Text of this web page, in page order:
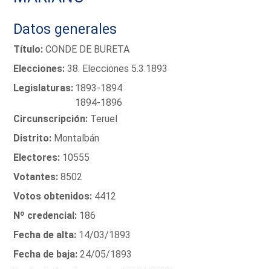
Datos generales
Título:CONDE DE BURETA
Elecciones:38. Elecciones 5.3.1893
Legislaturas: 1893-1894
1894-1896
Circunscripción: Teruel
Distrito: Montalbán
Electores: 10555
Votantes: 8502
Votos obtenidos: 4412
Nº credencial: 186
Fecha de alta: 14/03/1893
Fecha de baja: 24/05/1893